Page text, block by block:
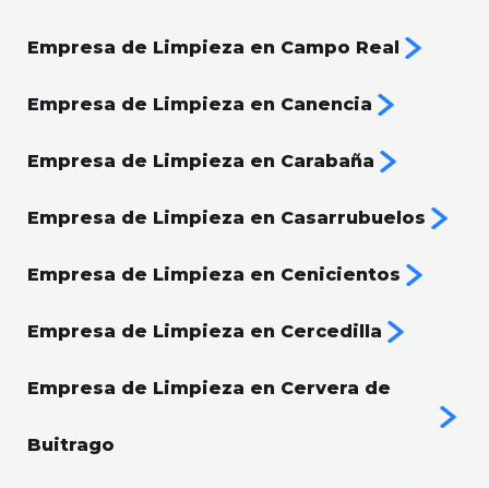
Empresa de Limpieza en Campo Real
Empresa de Limpieza en Canencia
Empresa de Limpieza en Carabaña
Empresa de Limpieza en Casarrubuelos
Empresa de Limpieza en Cenicientos
Empresa de Limpieza en Cercedilla
Empresa de Limpieza en Cervera de
Buitrago